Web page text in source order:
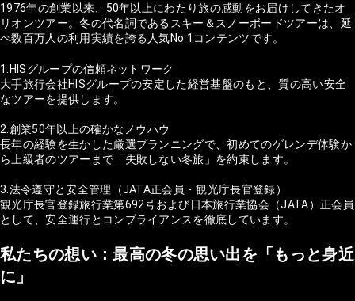
1976年の創業以来、50年以上にわたり旅の感動をお届けしてきたオ
リオンツアー。冬の代名詞であるスキー＆スノーボードツアーは、延
べ数百万人の利用実績を誇る人気No.1コンテンツです。
1.HISグループの信頼ネットワーク
大手旅行会社HISグループの安定した経営基盤のもと、質の高い安全
なツアーを提供します。
2.創業50年以上の確かなノウハウ
長年の経験を生かした厳選プランニングで、初めてのゲレンデ体験か
ら上級者のツアーまで「失敗しない冬旅」を約束します。
3.法令遵守と安全管理（JATA正会員・観光庁長官登録）
観光庁長官登録旅行業第692号および日本旅行業協会（JATA）正会員
として、安全運行とコンプライアンスを徹底しています。
私たちの想い：最高の冬の思い出を「もっと身近
に」